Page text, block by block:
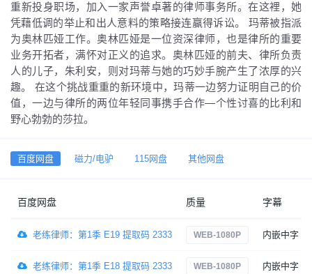
重新投身职场，加入一家声誉卓著的律师事务所。在这裡，她
凭藉低调的举止和出人意料的策略接连赢得诉讼。 玛蒂被指派
为奥林匹娅工作。奥林匹娅是一位资深律师，也是律所的重要
业务开拓者，满怀对正义的追求。奥林匹娅的前夫、律所负责
人的儿子，朱利安，则对玛蒂与她的巧妙手腕产生了浓厚的兴
趣。 在这个挑战重重的新环境中，玛蒂一边努力证明自己的价
值，一边与律所的两位年轻同事携手合作—个性讨喜的比利和
野心勃勃的莎拉。
百度网盘 磁力/电驴 115网盘 其他网盘
百度网盘 质量 字幕
老练律师：第1季 E19 提取码 2333 WEB-1080P 内嵌中字
老练律师：第1季 E18 提取码 2333 WEB-1080P 内嵌中字